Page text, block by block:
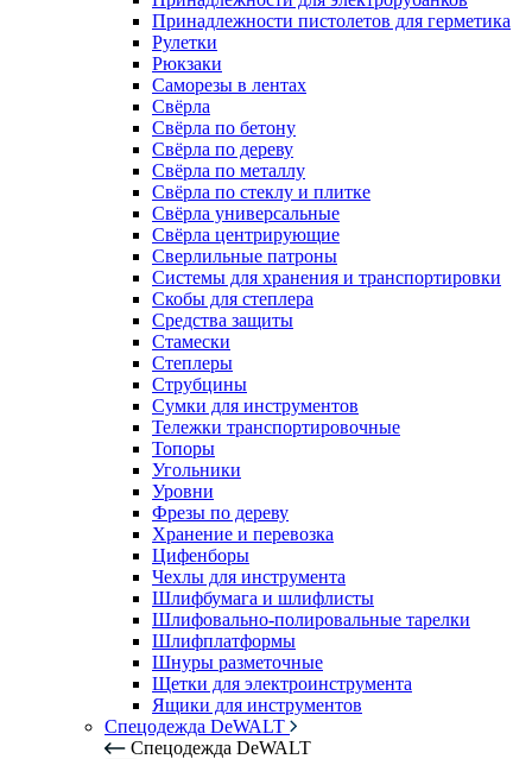
Принадлежности пистолетов для герметика
Рулетки
Рюкзаки
Саморезы в лентах
Свёрла
Свёрла по бетону
Свёрла по дереву
Свёрла по металлу
Свёрла по стеклу и плитке
Свёрла универсальные
Свёрла центрирующие
Сверлильные патроны
Системы для хранения и транспортировки
Скобы для степлера
Средства защиты
Стамески
Степлеры
Струбцины
Сумки для инструментов
Тележки транспортировочные
Топоры
Угольники
Уровни
Фрезы по дереву
Хранение и перевозка
Цифенборы
Чехлы для инструмента
Шлифбумага и шлифлисты
Шлифовально-полировальные тарелки
Шлифплатформы
Шнуры разметочные
Щетки для электроинструмента
Ящики для инструментов
Спецодежда DeWALT
Спецодежда DeWALT